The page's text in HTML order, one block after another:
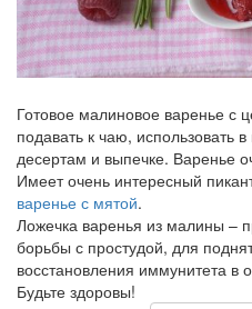
Готовое малиновое варенье с
подавать к чаю, использовать
десертам и выпечке. Варенье
Имеет очень интересный
варенье с мятой.
Ложечка варенья из малины –
борьбы с простудой, для
восстановления иммунитета в
Будьте здоровы!